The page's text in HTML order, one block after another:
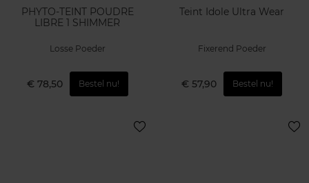
PHYTO-TEINT POUDRE
LIBRE 1 SHIMMER
Losse Poeder
€ 78,50 Bestel nu!
Teint Idole Ultra Wear
Fixerend Poeder
€ 57,90 Bestel nu!